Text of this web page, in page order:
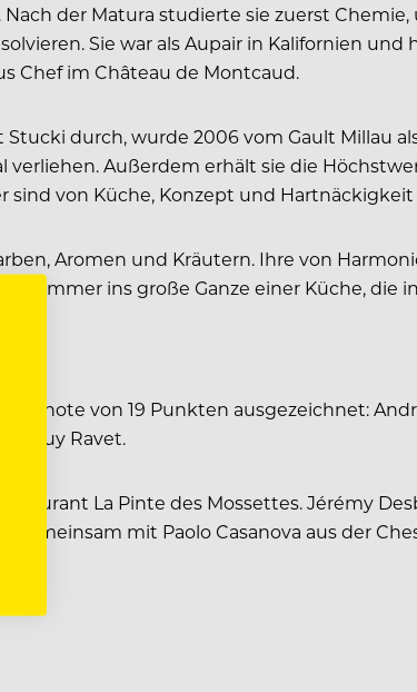
der Matura studierte sie zuerst
Sie war als Aupair in Kalifornien
Chef im Château de Montcaud.
durch, wurde 2006 vom Gault Millau
Außerdem erhält sie die
sind von Küche, Konzept und
Aromen und Kräutern. Ihre von
immer ins große Ganze einer Küche, die
von 19 Punkten ausgezeichnet:
Guy Ravet.
La Pinte des Mossettes. Jérémy
mit Paolo Casanova aus der